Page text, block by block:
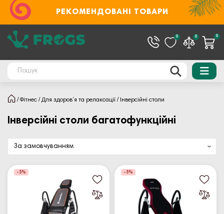
РЕКОМЕНДОВАНІ ТОВАРИ
0 0 0
Фітнес Для здоров’я та релаксації Інверсійні столи
Інверсійні столи багатофункційні
-5% -5%